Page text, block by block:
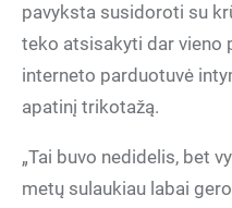
pavyksta susidoroti su
teko atsisakyti dar vieno
interneto parduotuvė
apatinį trikotažą.
„Tai buvo nedidelis, bet
metų sulaukiau labai